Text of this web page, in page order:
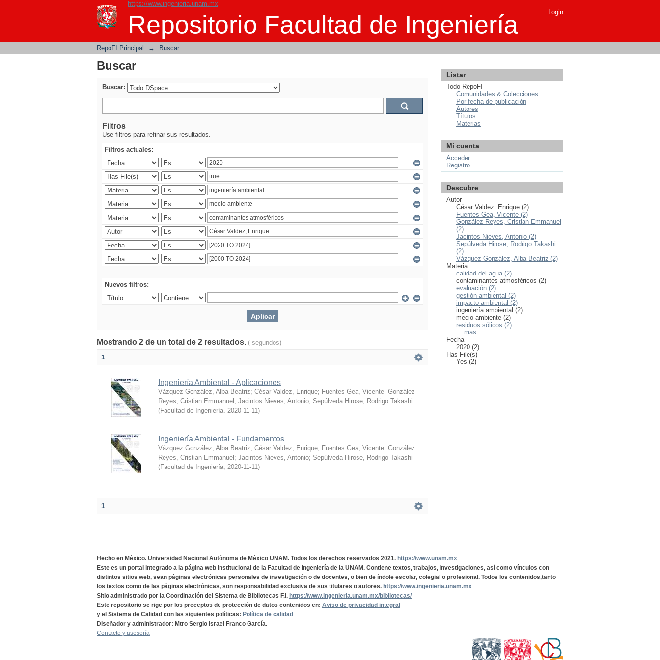
https://www.ingenieria.unam.mx
Repositorio Facultad de Ingeniería
Buscar Login
RepoFI Principal → Buscar
Buscar
Buscar:
Filtros
Use filtros para refinar sus resultados.
Filtros actuales:
Nuevos filtros:
Mostrando 2 de un total de 2 resultados. ( segundos)
1
Ingeniería Ambiental - Aplicaciones
Vázquez González, Alba Beatriz; César Valdez, Enrique; Fuentes Gea, Vicente; González
Reyes, Cristian Emmanuel ; Jacintos Nieves, Antonio; Sepúlveda Hirose, Rodrigo Takashi
(Facultad de Ingeniería, 2020-11-11)
Ingeniería Ambiental - Fundamentos
Vázquez González, Alba Beatriz; César Valdez, Enrique; Fuentes Gea, Vicente; González
Reyes, Cristian Emmanuel ; Jacintos Nieves, Antonio; Sepúlveda Hirose, Rodrigo Takashi
(Facultad de Ingeniería, 2020-11-11)
1
Listar
Todo RepoFI
Comunidades & Colecciones
Por fecha de publicación
Autores
Títulos
Materias
Mi cuenta
Acceder
Registro
Descubre
Autor
César Valdez, Enrique (2)
Fuentes Gea, Vicente (2)
González Reyes, Cristian Emmanuel
(2)
Jacintos Nieves, Antonio (2)
Sepúlveda Hirose, Rodrigo Takashi
(2)
Vázquez González, Alba Beatriz (2)
Materia
calidad del agua (2)
contaminantes atmosféricos (2)
evaluación (2)
gestión ambiental (2)
impacto ambiental (2)
ingeniería ambiental (2)
medio ambiente (2)
residuos sólidos (2)
... más
Fecha
2020 (2)
Has File(s)
Yes (2)
Hecho en México. Universidad Nacional Autónoma de México UNAM. Todos los derechos reservados 2021. https://www.unam.mx
Este es un portal integrado a la página web institucional de la Facultad de Ingeniería de la UNAM. Contiene textos, trabajos, investigaciones, así como vínculos con
distintos sitios web, sean páginas electrónicas personales de investigación o de docentes, o bien de índole escolar, colegial o profesional. Todos los contenidos,tanto
los textos como de las páginas electrónicas, son responsabilidad exclusiva de sus titulares o autores. https://www.ingenieria.unam.mx
Sitio administrado por la Coordinación del Sistema de Bibliotecas F.I. https://www.ingenieria.unam.mx/bibliotecas/
Este repositorio se rige por los preceptos de protección de datos contenidos en: Aviso de privacidad integral
y el Sistema de Calidad con las siguientes políticas: Política de calidad
Diseñador y administrador: Mtro Sergio Israel Franco García.
Contacto y asesoría